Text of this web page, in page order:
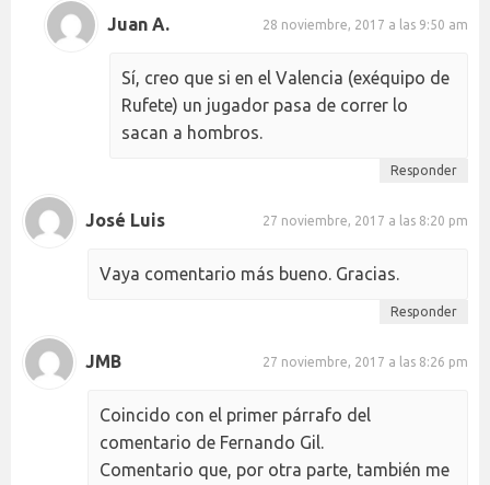
Juan A. 28 noviembre, 2017 a las 9:50 am
Sí, creo que si en el Valencia (exéquipo de
Rufete) un jugador pasa de correr lo
sacan a hombros.
Responder
José Luis 27 noviembre, 2017 a las 8:20 pm
Vaya comentario más bueno. Gracias.
Responder
JMB 27 noviembre, 2017 a las 8:26 pm
Coincido con el primer párrafo del
comentario de Fernando Gil.
Comentario que, por otra parte, también me